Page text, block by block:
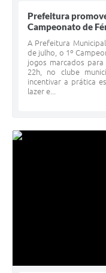
Prefeitura
Campeonato de
A Prefeitura
de julho, o 1º
jogos marcados
22h, no clube
incentivar a prática
lazer e...